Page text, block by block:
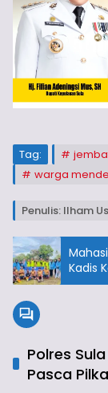
Tag:
warga
Penulis: Ilham
Kadis
Polres
Pasca